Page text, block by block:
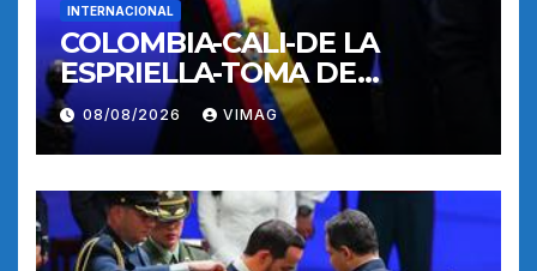
INTERNACIONAL
COLOMBIA-CALI-DE LA
ESPRIELLA-TOMA DE
POSESION
08/08/2026 VIMAG